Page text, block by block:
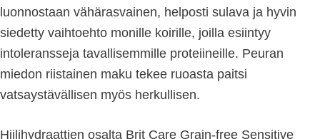
luonnostaan vähärasvainen, helposti sulava ja hyvin
siedetty vaihtoehto monille koirille, joilla esiintyy
intoleransseja tavallisemmille proteiineille. Peuran
miedon riistainen maku tekee ruoasta paitsi
vatsaystävällisen myös herkullisen.
Hiilihydraattien osalta Brit Care Grain-free Sensitive